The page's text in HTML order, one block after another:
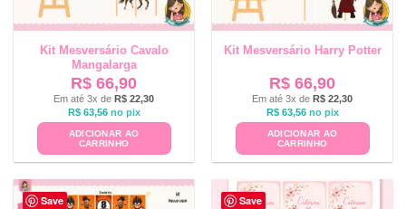
Kit Mesversário Cavalo
Mangalarga
R$ 66,90
Em até 3x de R$ 22,30
R$63,56 no pix
ADICIONAR AO
CARRINHO
Kit Mesversário Harry Potter
R$ 66,90
Em até 3x de R$ 22,30
R$63,56 no pix
ADICIONAR AO
CARRINHO
Save Save